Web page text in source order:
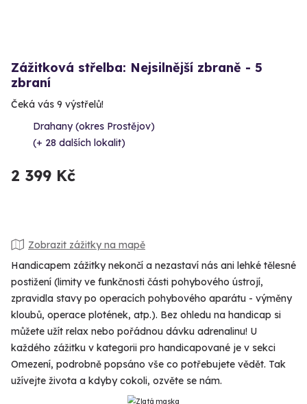
Zážitková střelba: Nejsilnější zbraně - 5
zbraní
Čeká vás 9 výstřelů!
Drahany (okres Prostějov)
(+ 28 dalších lokalit)
2 399 Kč
Zobrazit zážitky na mapě
Handicapem zážitky nekončí a nezastaví nás ani lehké tělesné
postižení (limity ve funkčnosti části pohybového ústrojí,
zpravidla stavy po operacích pohybového aparátu - výměny
kloubů, operace plotének, atp.). Bez ohledu na handicap si
můžete užít relax nebo pořádnou dávku adrenalinu! U
každého zážitku v kategorii pro handicapované je v sekci
Omezení, podrobně popsáno vše co potřebujete vědět. Tak
užívejte života a kdyby cokoli, ozvěte se nám.